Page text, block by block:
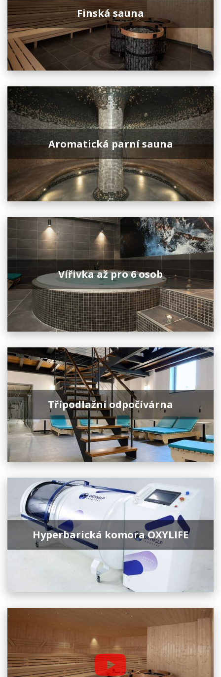
Finská sauna
Aromatická parní sauna
Vířivka až pro 6 osob
Třípodlažní odpočívárna
Hyperbarická komora OXYLIFE